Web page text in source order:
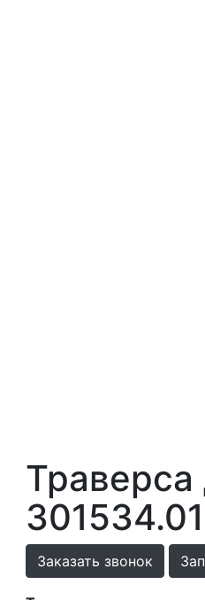
Заказать звонок